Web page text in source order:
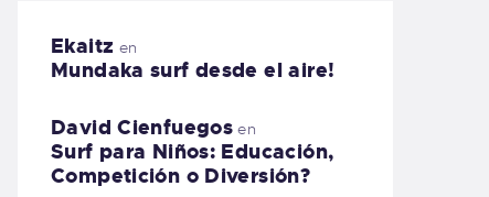
Ekaitz en
Mundaka surf desde el aire!
David Cienfuegos en
Surf para Niños: Educación,
Competición o Diversión?